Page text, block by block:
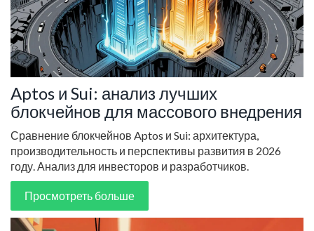
Aptos и Sui: анализ лучших
блокчейнов для массового внедрения
Сравнение блокчейнов Aptos и Sui: архитектура,
производительность и перспективы развития в 2026
году. Анализ для инвесторов и разработчиков.
Просмотреть больше